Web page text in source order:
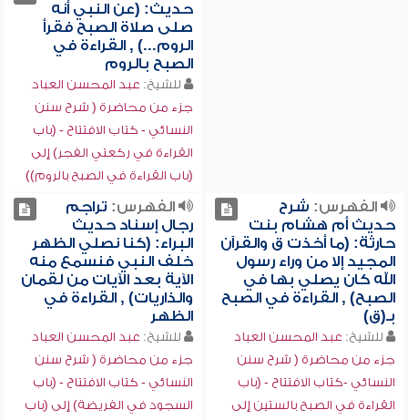
حديث: (عن النبي أنه
صلى صلاة الصبح فقرأ
الروم...) , القراءة في
الصبح بالروم
للشيخ: عبد المحسن العباد
جزء من محاضرة ( شرح سنن
النسائي - كتاب الافتتاح - (باب
القراءة في ركعتي الفجر) إلى
(باب القراءة في الصبح بالروم))
الفهرس: شرح
حديث أم هشام بنت
حارثة: (ما أخذت ق والقرآن
المجيد إلا من وراء رسول
الله كان يصلي بها في
الصبح) , القراءة في الصبح
بـ(ق)
للشيخ: عبد المحسن العباد
جزء من محاضرة ( شرح سنن
النسائي -كتاب الافتتاح - (باب
القراءة في الصبح بالستين إلى
الفهرس: تراجم
رجال إسناد حديث
البراء: (كنا نصلي الظهر
خلف النبي فنسمع منه
الآية بعد الآيات من لقمان
والذاريات) , القراءة في
الظهر
للشيخ: عبد المحسن العباد
جزء من محاضرة ( شرح سنن
النسائي - كتاب الافتتاح - (باب
السجود في الفريضة) إلى (باب